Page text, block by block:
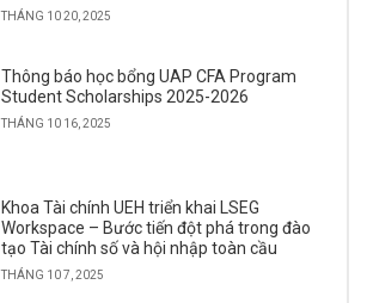
THÁNG 10 20, 2025
Thông báo học bổng UAP CFA Program
Student Scholarships 2025-2026
THÁNG 10 16, 2025
Khoa Tài chính UEH triển khai LSEG
Workspace – Bước tiến đột phá trong đào
tạo Tài chính số và hội nhập toàn cầu
THÁNG 10 7, 2025